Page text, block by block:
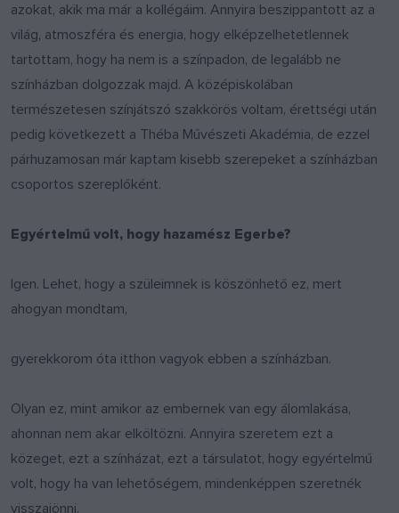
azokat, akik ma már a kollégáim. Annyira beszippantott az a
világ, atmoszféra és energia, hogy elképzelhetetlennek
tartottam, hogy ha nem is a színpadon, de legalább ne
színházban dolgozzak majd. A középiskolában
természetesen színjátszó szakkörös voltam, érettségi után
pedig következett a Théba Művészeti Akadémia, de ezzel
párhuzamosan már kaptam kisebb szerepeket a színházban
csoportos szereplőként.
Egyértelmű volt, hogy hazamész Egerbe?
Igen. Lehet, hogy a szüleimnek is köszönhető ez, mert
ahogyan mondtam,
gyerekkorom óta itthon vagyok ebben a színházban.
Olyan ez, mint amikor az embernek van egy álomlakása,
ahonnan nem akar elköltözni. Annyira szeretem ezt a
közeget, ezt a színházat, ezt a társulatot, hogy egyértelmű
volt, hogy ha van lehetőségem, mindenképpen szeretnék
visszajönni.